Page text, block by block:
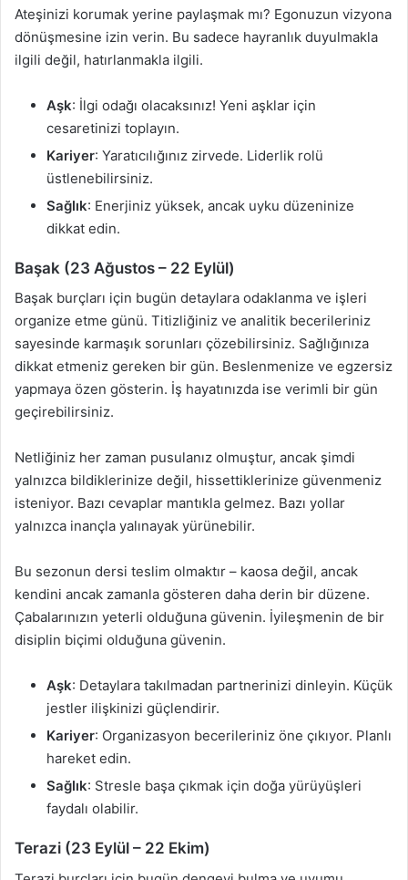
Ateşinizi korumak yerine paylaşmak mı? Egonuzun vizyona
dönüşmesine izin verin. Bu sadece hayranlık duyulmakla
ilgili değil, hatırlanmakla ilgili.
Aşk: İlgi odağı olacaksınız! Yeni aşklar için
cesaretinizi toplayın.
Kariyer: Yaratıcılığınız zirvede. Liderlik rolü
üstlenebilirsiniz.
Sağlık: Enerjiniz yüksek, ancak uyku düzeninize
dikkat edin.
Başak (23 Ağustos – 22 Eylül)
Başak burçları için bugün detaylara odaklanma ve işleri
organize etme günü. Titizliğiniz ve analitik becerileriniz
sayesinde karmaşık sorunları çözebilirsiniz. Sağlığınıza
dikkat etmeniz gereken bir gün. Beslenmenize ve egzersiz
yapmaya özen gösterin. İş hayatınızda ise verimli bir gün
geçirebilirsiniz.
Netliğiniz her zaman pusulanız olmuştur, ancak şimdi
yalnızca bildiklerinize değil, hissettiklerinize güvenmeniz
isteniyor. Bazı cevaplar mantıkla gelmez. Bazı yollar
yalnızca inançla yalınayak yürünebilir.
Bu sezonun dersi teslim olmaktır – kaosa değil, ancak
kendini ancak zamanla gösteren daha derin bir düzene.
Çabalarınızın yeterli olduğuna güvenin. İyileşmenin de bir
disiplin biçimi olduğuna güvenin.
Aşk: Detaylara takılmadan partnerinizi dinleyin. Küçük
jestler ilişkinizi güçlendirir.
Kariyer: Organizasyon becerileriniz öne çıkıyor. Planlı
hareket edin.
Sağlık: Stresle başa çıkmak için doğa yürüyüşleri
faydalı olabilir.
Terazi (23 Eylül – 22 Ekim)